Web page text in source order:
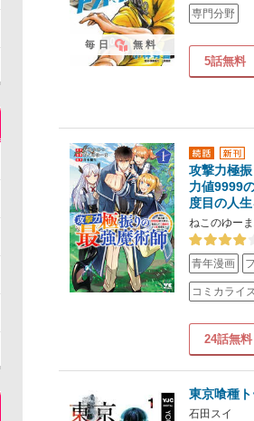
専門分野
5話無料
毎日 無料
攻撃力極
力値9999
度目の人
ねこのゆー
青年漫画
コミカライ
24話無料
東京喰種
石田スイ